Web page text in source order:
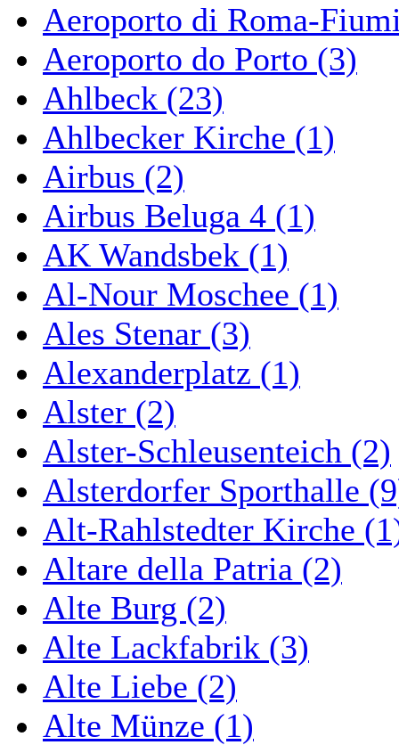
Aeroporto di Roma-
Aeroporto do Porto (3)
Ahlbeck (23)
Ahlbecker Kirche (1)
Airbus (2)
Airbus Beluga 4 (1)
AK Wandsbek (1)
Al-Nour Moschee (1)
Ales Stenar (3)
Alexanderplatz (1)
Alster (2)
Alster-Schleusenteich (2)
Alsterdorfer Sporthalle
Alt-Rahlstedter Kirche
Altare della Patria (2)
Alte Burg (2)
Alte Lackfabrik (3)
Alte Liebe (2)
Alte Münze (1)